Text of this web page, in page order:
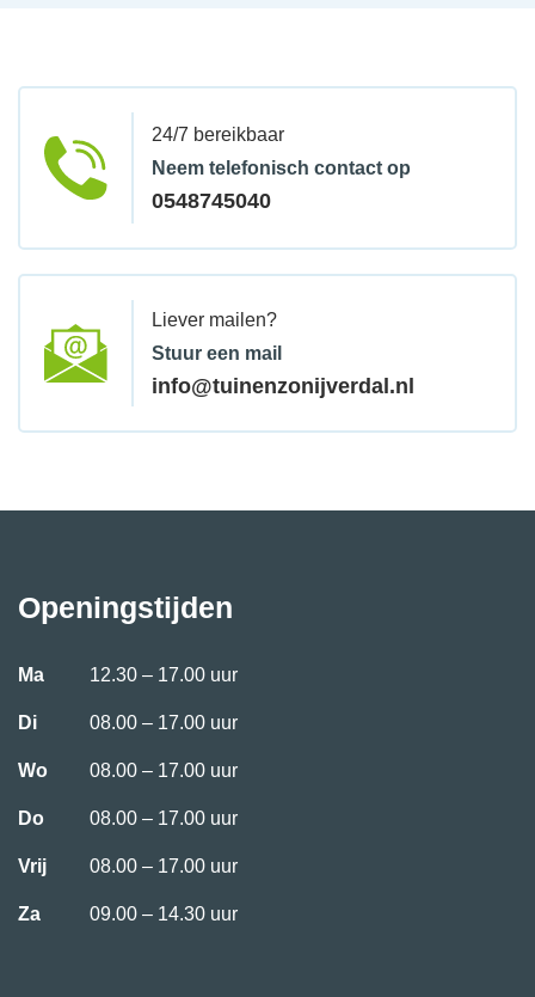
24/7 bereikbaar
Neem telefonisch contact op
0548745040
Liever mailen?
Stuur een mail
info@tuinenzonijverdal.nl
Openingstijden
Ma 12.30 – 17.00 uur
Di 08.00 – 17.00 uur
Wo 08.00 – 17.00 uur
Do 08.00 – 17.00 uur
Vrij 08.00 – 17.00 uur
Za 09.00 – 14.30 uur